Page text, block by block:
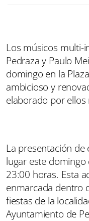
Los músicos multi-
Pedraza y Paulo
domingo en la
ambicioso y
elaborado por ellos
La presentación
lugar este
23:00 horas. Esta
enmarcada dentro
fiestas de la
Ayuntamiento de